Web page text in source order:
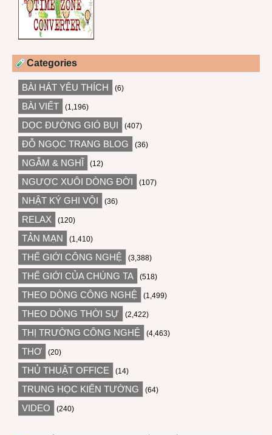
Categories
BÀI HÁT YÊU THÍCH (6)
BÀI VIẾT (1,196)
DỌC ĐƯỜNG GIÓ BỤI (407)
ĐỖ NGỌC TRANG BLOG (36)
NGẪM & NGHĨ (12)
NGƯỢC XUÔI DÒNG ĐỜI (107)
NHẬT KÝ GHI VỘI (36)
RELAX (120)
TẢN MẠN (1,410)
THẾ GIỚI CÔNG NGHỆ (3,388)
THẾ GIỚI CỦA CHÚNG TA (518)
THEO DÒNG CÔNG NGHỆ (1,499)
THEO DÒNG THỜI SỰ (2,422)
THỊ TRƯỜNG CÔNG NGHỆ (4,463)
THƠ (20)
THỦ THUẬT OFFICE (14)
TRUNG HỌC KIẾN TƯỜNG (64)
VIDEO (240)